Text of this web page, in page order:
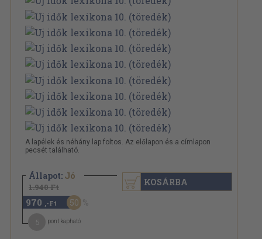
A lapélek és néhány lap foltos. Az előlapon és a címlapon
pecsét található.
Állapot: Jó
1.940 Ft
970 ,-Ft 50
pont kapható
KOSÁRBA